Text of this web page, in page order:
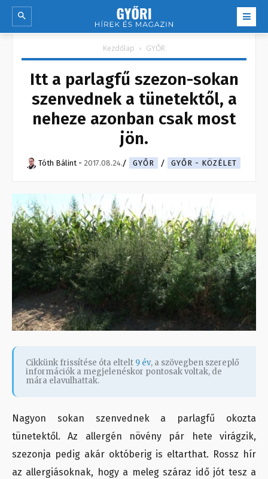
Kezdőlap GYŐR
Itt a parlagfű szezon-sokan
szenvednek a tünetektől, a
neheze azonban csak most
jön.
Tóth Bálint - 2017.08.24. GYŐR GYŐR - KÖZÉLET
Cikkünk frissítése óta eltelt 9 év, a szövegben szereplő
információk a megjelenéskor pontosak voltak, de
mára elavulhattak.
Nagyon sokan szenvednek a parlagfű okozta
tünetektől. Az allergén növény pár hete virágzik,
szezonja pedig akár októberig is eltarthat. Rossz hír
az allergiásoknak, hogy a meleg száraz idő jót tesz a